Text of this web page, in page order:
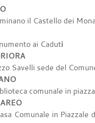
il Castello dei
ai Caduti
Savelli sede del
comunale in
Comunale in